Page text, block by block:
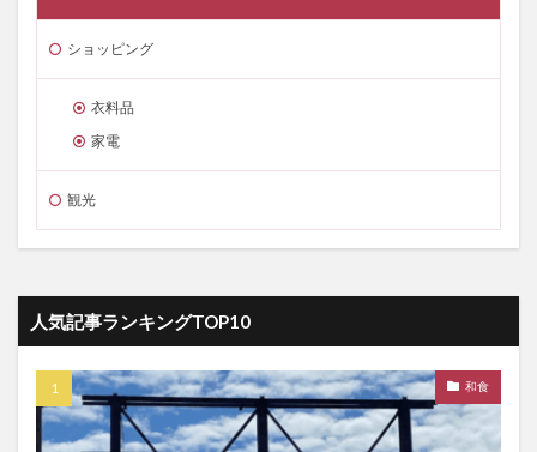
ショッピング
衣料品
家電
観光
人気記事ランキングTOP10
和食